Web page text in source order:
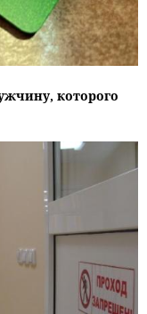
которого